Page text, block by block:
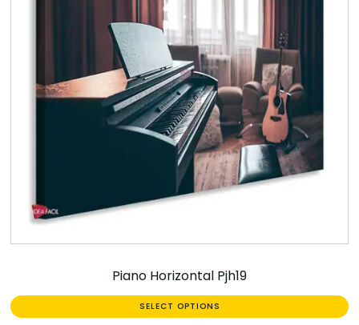
Piano Horizontal Pjh19
SELECT OPTIONS